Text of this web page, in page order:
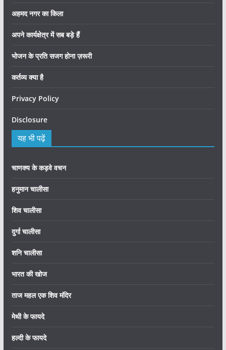
अहमद नगर का किला
अपने कार्यक्षेत्र में सब बड़े हैं
भोजन के प्रति सजग होना ज़रूरी
कर्तव्य क्या है
Privacy Policy
Disclosure
यह भी पढ़ें
चाणक्य के कड़वे वचन
हनुमान चालीसा
शिव चालीसा
दुर्गा चालीसा
शनि चालीसा
भारत की खोज
ताज महल एक शिव मंदिर
मेथी के फायदे
हल्दी के फायदे